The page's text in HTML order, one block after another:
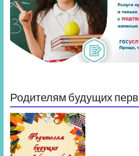
Родителям будущих